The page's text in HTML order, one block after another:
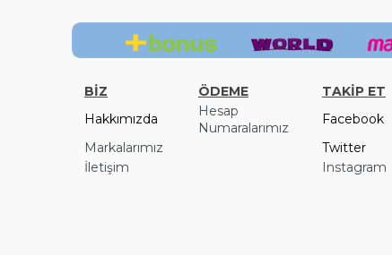
BİZ ÖDEME TAKİP ET
Hakkımızda
Hesap
Numaralarımız
Facebook
Markalarımız
Twitter
İletişim
Instagram